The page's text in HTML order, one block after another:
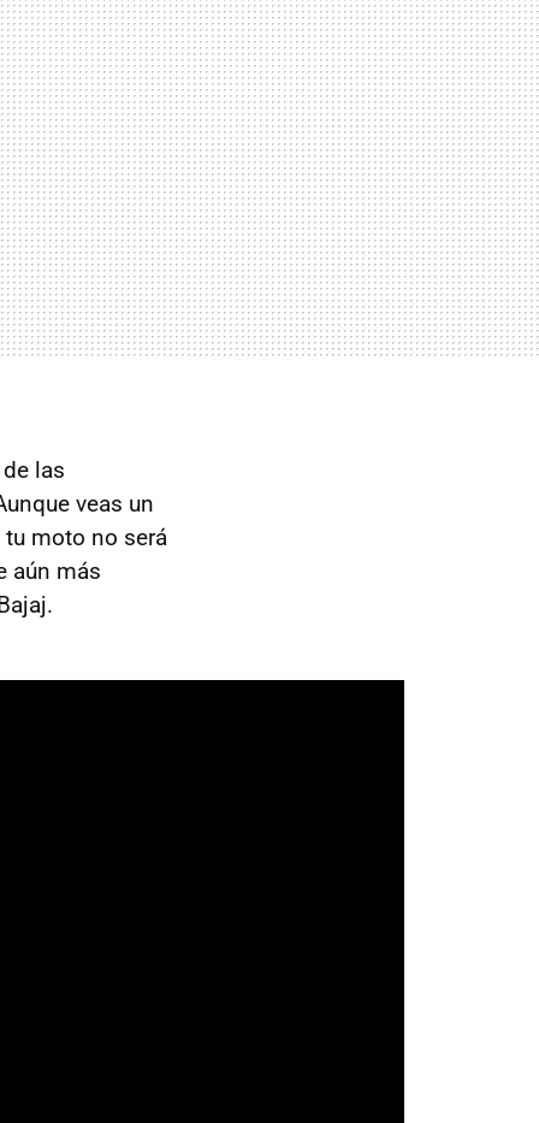
las
veas un
moto no será
aún más